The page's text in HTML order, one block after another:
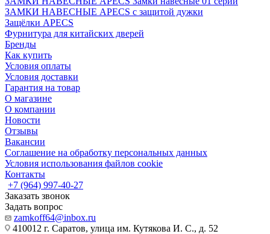
ЗАМКИ НАВЕСНЫЕ APECS с защитой дужки
Защёлки APECS
Фурнитура для китайских дверей
Бренды
Как купить
Условия оплаты
Условия доставки
Гарантия на товар
О магазине
О компании
Новости
Отзывы
Вакансии
Соглашение на обработку персональных данных
Условия использования файлов cookie
Контакты
+7 (964) 997-40-27
Заказать звонок
Задать вопрос
zamkoff64@inbox.ru
410012 г. Саратов, улица им. Кутякова И. С., д. 52